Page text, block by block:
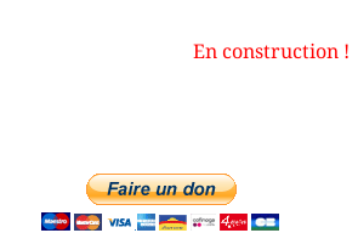
En construction !